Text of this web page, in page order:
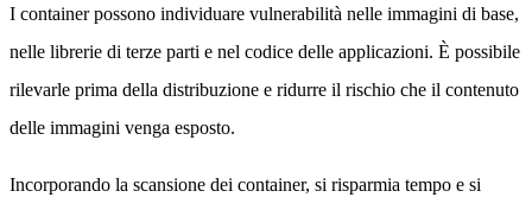
I container possono individuare vulnerabilità nelle immagini di base,
nelle librerie di terze parti e nel codice delle applicazioni. È possibile
rilevarle prima della distribuzione e ridurre il rischio che il contenuto
delle immagini venga esposto.
Incorporando la scansione dei container, si risparmia tempo e si